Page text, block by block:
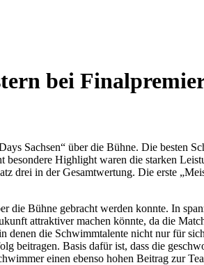
bei
Sachsen“ über die Bühne. Die besten
Highlight waren die starken
drei in der Gesamtwertung. Die erste
die Bühne gebracht werden konnte. In
attraktiver machen könnte, da die
denen die Schwimmtalente nicht nur für
beitragen. Basis dafür ist, dass die
einen ebenso hohen Beitrag zur